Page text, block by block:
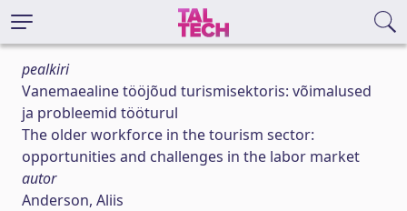
pealkiri
Vanemaealine tööjõud turismisektoris: võimalused
ja probleemid tööturul
The older workforce in the tourism sector:
opportunities and challenges in the labor market
autor
Anderson, Aliis